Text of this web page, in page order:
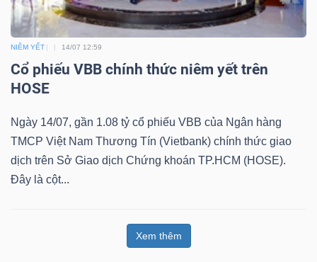
NIÊM YẾT 14/07 12:59
Cổ phiếu VBB chính thức niêm yết trên
HOSE
Ngày 14/07, gần 1.08 tỷ cổ phiếu VBB của Ngân hàng
TMCP Việt Nam Thương Tín (Vietbank) chính thức giao
dịch trên Sở Giao dịch Chứng khoán TP.HCM (HOSE).
Đây là cột...
Xem thêm
thông
tài
Dữ
liệu
tài